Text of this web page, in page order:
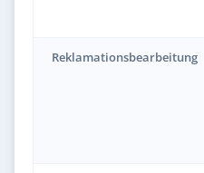
Reklamationsbearbeitung